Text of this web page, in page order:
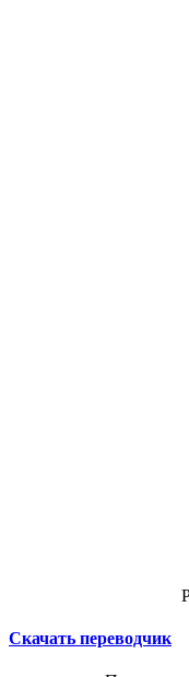
Скачать переводчик